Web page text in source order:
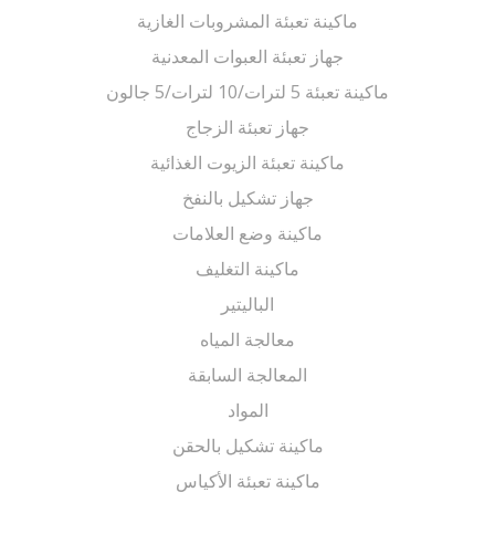
ماكينة تعبئة المشروبات الغازية
جهاز تعبئة العبوات المعدنية
ماكينة تعبئة 5 لترات/10 لترات/5 جالون
جهاز تعبئة الزجاج
ماكينة تعبئة الزيوت الغذائية
جهاز تشكيل بالنفخ
ماكينة وضع العلامات
ماكينة التغليف
الباليتير
معالجة المياه
المعالجة السابقة
ماكينة تشكيل بالحقن
ماكينة تعبئة الأكياس